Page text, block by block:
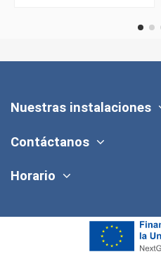
Nuestras instalaciones
Contáctanos
Horario